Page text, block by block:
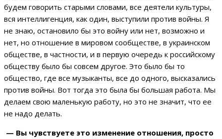
будем говорить старыми словами, все деятели культуры,
вся интеллигенция, как один, выступили против войны. Я
не знаю, остановило бы это войну или нет, возможно и
нет, но отношение в мировом сообществе, в украинском
обществе, в частности, и в первую очередь к российскому
обществу было бы совсем другое. Это было бы то
общество, где все музыканты, все до одного, высказались
против войны. Вот тогда это была бы большая работа. Мы
делаем свою маленькую работу, но это не значит, что ее
не надо делать.
— Вы чувствуете это изменение отношения, просто